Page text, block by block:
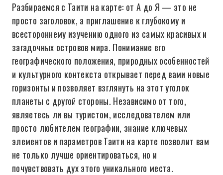
Разбираемся с Таити на карте: от А до Я — это не
просто заголовок, а приглашение к глубокому и
всестороннему изучению одного из самых красивых и
загадочных островов мира. Понимание его
географического положения, природных особенностей
и культурного контекста открывает перед вами новые
горизонты и позволяет взглянуть на этот уголок
планеты с другой стороны. Независимо от того,
являетесь ли вы туристом, исследователем или
просто любителем географии, знание ключевых
элементов и параметров Таити на карте позволит вам
не только лучше ориентироваться, но и
почувствовать дух этого уникального места.